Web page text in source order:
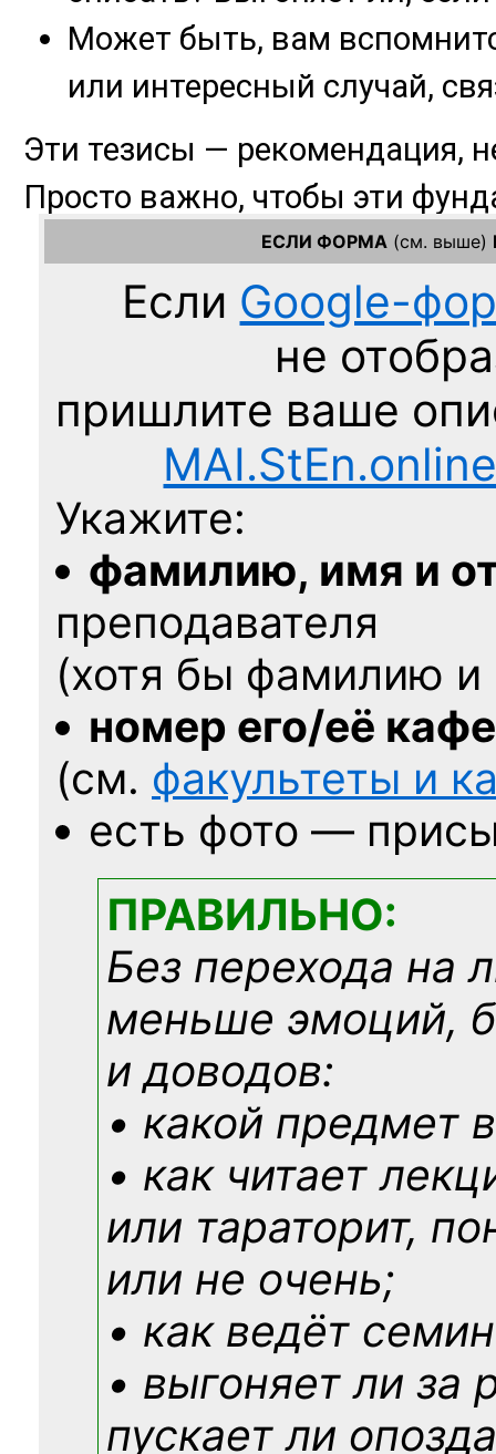
ЕСЛИ ФОРМА (см. выше)
Если Google-
не
пришлите ваше
Укажите:
фамилию, имя и
преподавателя
(хотя бы фамилию
номер его/её
(см. факультеты и
есть фото —
ПРАВИЛЬНО:
Без перехода на
меньше эмоций,
и доводов:
• какой предмет
• как читает
или тараторит,
или не очень;
• как ведёт
• выгоняет ли за
пускает ли